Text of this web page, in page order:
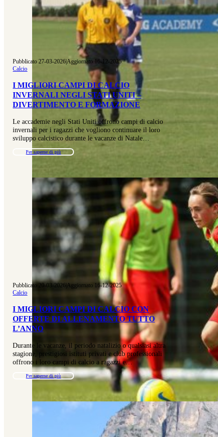
Pubblicato 27-03-2026|Aggiornato 16-12-2025
Calcio
I MIGLIORI CAMPI DI CALCIO
INVERNALI NEGLI STATI UNITI –
DIVERTIMENTO E FORMAZIONE
Le accademie negli Stati Uniti offrono campi di calcio
invernali per i ragazzi che vogliono continuare il loro
sviluppo calcistico durante le vacanze di Natale…
Per saperne di più
Pubblicato 20-03-2026|Aggiornato 16-12-2025
Calcio
I MIGLIORI CAMPI DI CALCIO CON
OFFERTE DI ALLENAMENTO TUTTO
L’ANNO
Durante le vacanze, il periodo natalizio o qualsiasi altra
stagione, prestigiosi istituti privati e club professionali
offrono i loro campi di calcio a ragazzi e…
Per saperne di più